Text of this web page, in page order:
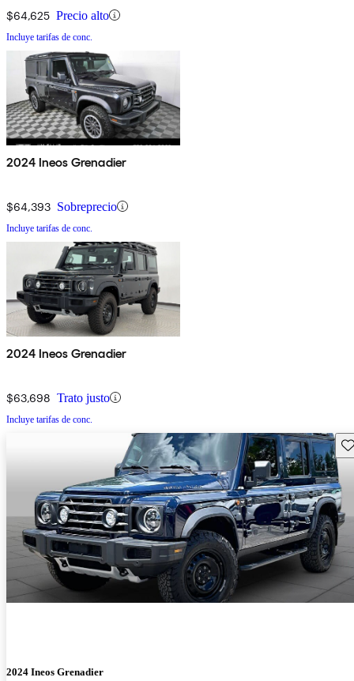
$64,625 Precio alto
Incluye tarifas de conc.
2024 Ineos Grenadier
$64,393 Sobreprecio
Incluye tarifas de conc.
2024 Ineos Grenadier
$63,698 Trato justo
Incluye tarifas de conc.
2024 Ineos Grenadier